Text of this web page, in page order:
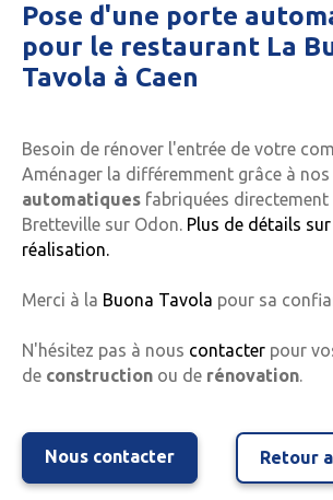
Pose d'une porte
pour le restaurant La
Tavola à Caen
Besoin de rénover l'entrée de votre
Aménager la différemment grâce à nos
automatiques fabriquées directement
Bretteville sur Odon. Plus de détails
réalisation.
Merci à la Buona Tavola pour sa
N'hésitez pas à nous contacter pour
de construction ou de rénovation.
Nous contacter Retour